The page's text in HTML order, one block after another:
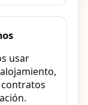
usar